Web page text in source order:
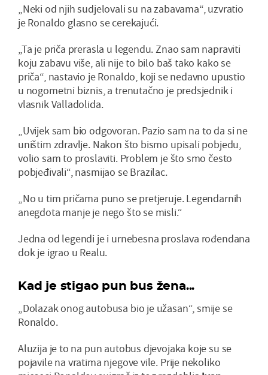
„Neki od njih sudjelovali su na zabavama“, uzvratio
je Ronaldo glasno se cerekajući.
„Ta je priča prerasla u legendu. Znao sam napraviti
koju zabavu više, ali nije to bilo baš tako kako se
priča“, nastavio je Ronaldo, koji se nedavno upustio
u nogometni biznis, a trenutačno je predsjednik i
vlasnik Valladolida.
„Uvijek sam bio odgovoran. Pazio sam na to da si ne
uništim zdravlje. Nakon što bismo upisali pobjedu,
volio sam to proslaviti. Problem je što smo često
pobjeđivali“, nasmijao se Brazilac.
„No u tim pričama puno se pretjeruje. Legendarnih
anegdota manje je nego što se misli.“
Jedna od legendi je i urnebesna proslava rođendana
dok je igrao u Realu.
Kad je stigao pun bus žena...
„Dolazak onog autobusa bio je užasan“, smije se
Ronaldo.
Aluzija je to na pun autobus djevojaka koje su se
pojavile na vratima njegove vile. Prije nekoliko